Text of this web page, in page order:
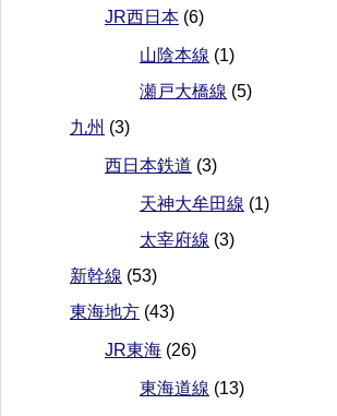
JR西日本 (6)
山陰本線 (1)
瀬戸大橋線 (5)
九州 (3)
西日本鉄道 (3)
天神大牟田線 (1)
太宰府線 (3)
新幹線 (53)
東海地方 (43)
JR東海 (26)
東海道線 (13)